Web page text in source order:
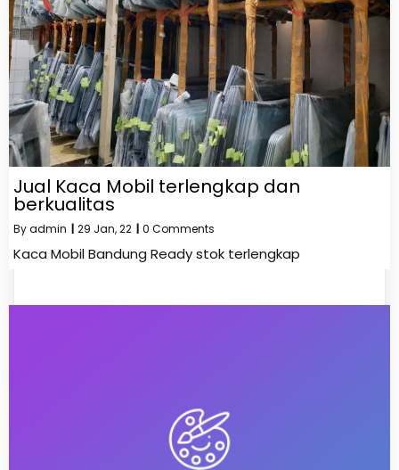
Jual Kaca Mobil terlengkap dan
berkualitas
Byadmin | 29 Jan, 22 | 0 Comments
Kaca Mobil Bandung Ready stok terlengkap